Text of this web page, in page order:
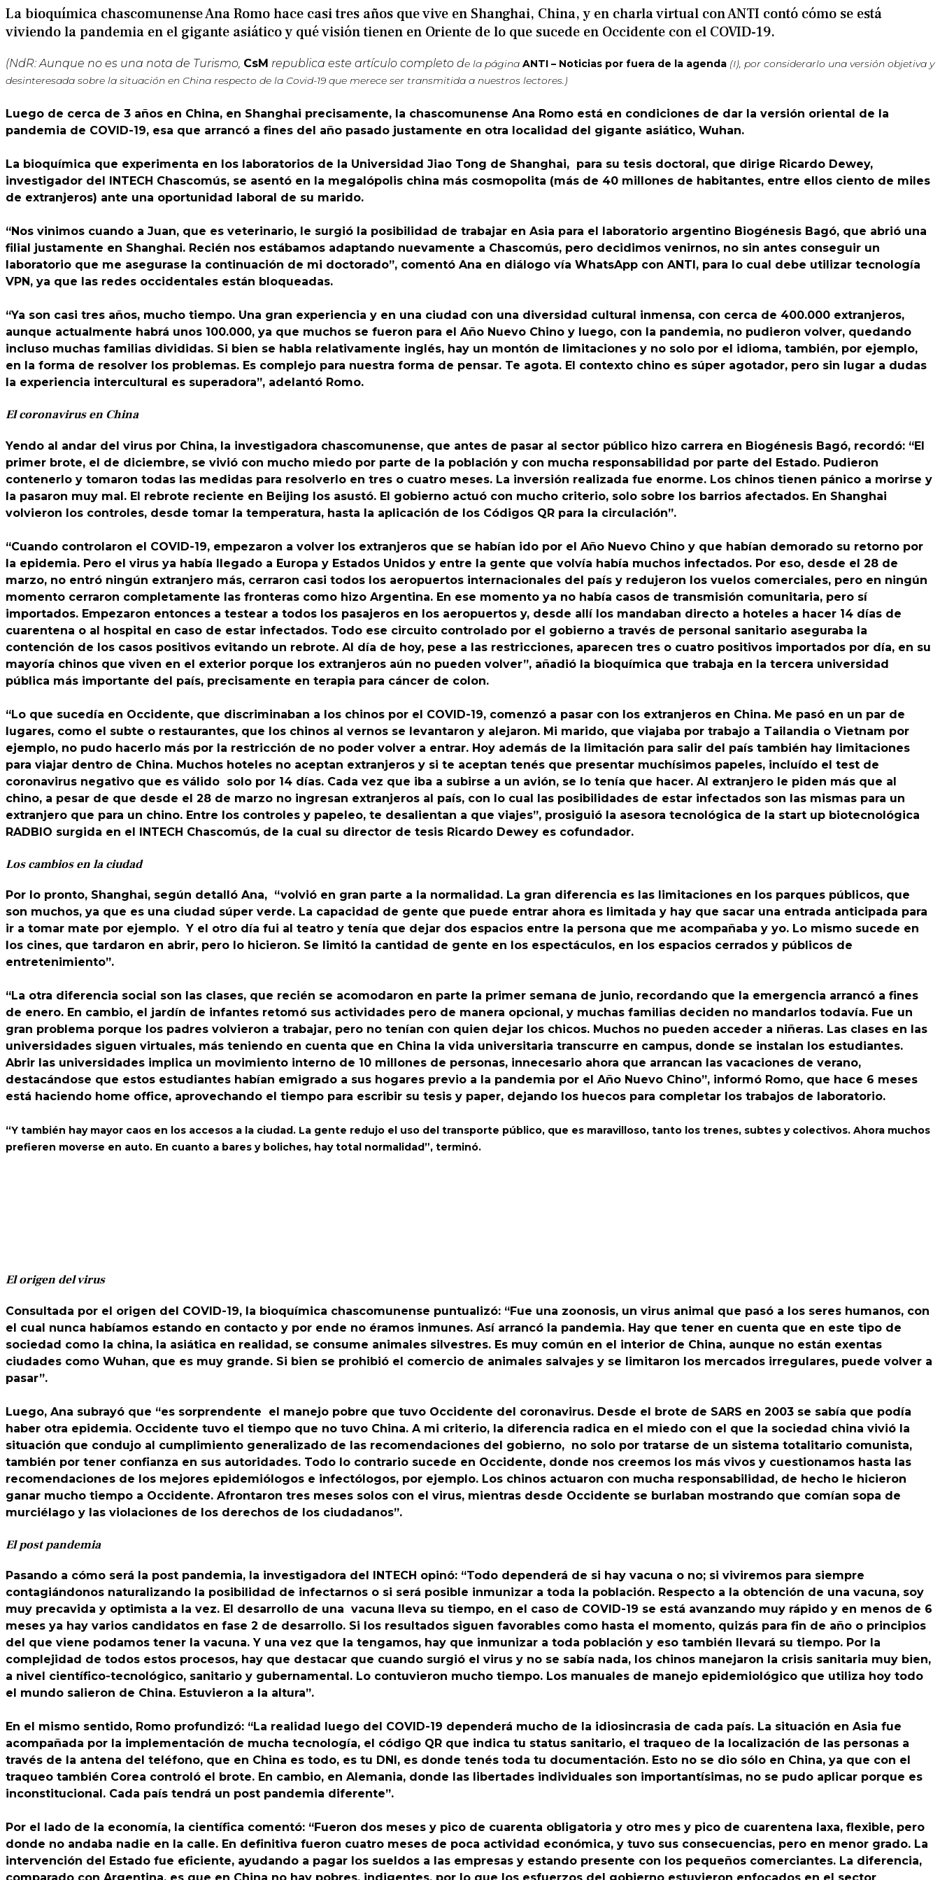
La bioquímica chascomunense Ana Romo hace casi tres años que vive en Shanghai, China, y en charla virtual con ANTI contó cómo se está
viviendo la pandemia en el gigante asiático y qué visión tienen en Oriente de lo que sucede en Occidente con el COVID-19.
(NdR: Aunque no es una nota de Turismo, CsM republica este artículo completo de la página ANTI – Noticias por fuera de la agenda (I), por considerarlo una versión objetiva y
desinteresada sobre la situación en China respecto de la Covid-19 que merece ser transmitida a nuestros lectores.)
Luego de cerca de 3 años en China, en Shanghai precisamente, la chascomunense Ana Romo está en condiciones de dar la versión oriental de la
pandemia de COVID-19, esa que arrancó a fines del año pasado justamente en otra localidad del gigante asiático, Wuhan.
La bioquímica que experimenta en los laboratorios de la Universidad Jiao Tong de Shanghai, para su tesis doctoral, que dirige Ricardo Dewey,
investigador del INTECH Chascomús, se asentó en la megalópolis china más cosmopolita (más de 40 millones de habitantes, entre ellos ciento de miles
de extranjeros) ante una oportunidad laboral de su marido.
“Nos vinimos cuando a Juan, que es veterinario, le surgió la posibilidad de trabajar en Asia para el laboratorio argentino Biogénesis Bagó, que abrió una
filial justamente en Shanghai. Recién nos estábamos adaptando nuevamente a Chascomús, pero decidimos venirnos, no sin antes conseguir un
laboratorio que me asegurase la continuación de mi doctorado”, comentó Ana en diálogo vía WhatsApp con ANTI, para lo cual debe utilizar tecnología
VPN, ya que las redes occidentales están bloqueadas.
“Ya son casi tres años, mucho tiempo. Una gran experiencia y en una ciudad con una diversidad cultural inmensa, con cerca de 400.000 extranjeros,
aunque actualmente habrá unos 100.000, ya que muchos se fueron para el Año Nuevo Chino y luego, con la pandemia, no pudieron volver, quedando
incluso muchas familias divididas. Si bien se habla relativamente inglés, hay un montón de limitaciones y no solo por el idioma, también, por ejemplo,
en la forma de resolver los problemas. Es complejo para nuestra forma de pensar. Te agota. El contexto chino es súper agotador, pero sin lugar a dudas
la experiencia intercultural es superadora”, adelantó Romo.
El coronavirus en China
Yendo al andar del virus por China, la investigadora chascomunense, que antes de pasar al sector público hizo carrera en Biogénesis Bagó, recordó: “El
primer brote, el de diciembre, se vivió con mucho miedo por parte de la población y con mucha responsabilidad por parte del Estado. Pudieron
contenerlo y tomaron todas las medidas para resolverlo en tres o cuatro meses. La inversión realizada fue enorme. Los chinos tienen pánico a morirse y
la pasaron muy mal. El rebrote reciente en Beijing los asustó. El gobierno actuó con mucho criterio, solo sobre los barrios afectados. En Shanghai
volvieron los controles, desde tomar la temperatura, hasta la aplicación de los Códigos QR para la circulación”.
“Cuando controlaron el COVID-19, empezaron a volver los extranjeros que se habían ido por el Año Nuevo Chino y que habían demorado su retorno por
la epidemia. Pero el virus ya había llegado a Europa y Estados Unidos y entre la gente que volvía había muchos infectados. Por eso, desde el 28 de
marzo, no entró ningún extranjero más, cerraron casi todos los aeropuertos internacionales del país y redujeron los vuelos comerciales, pero en ningún
momento cerraron completamente las fronteras como hizo Argentina. En ese momento ya no había casos de transmisión comunitaria, pero sí
importados. Empezaron entonces a testear a todos los pasajeros en los aeropuertos y, desde allí los mandaban directo a hoteles a hacer 14 días de
cuarentena o al hospital en caso de estar infectados. Todo ese circuito controlado por el gobierno a través de personal sanitario aseguraba la
contención de los casos positivos evitando un rebrote. Al día de hoy, pese a las restricciones, aparecen tres o cuatro positivos importados por día, en su
mayoría chinos que viven en el exterior porque los extranjeros aún no pueden volver”, añadió la bioquímica que trabaja en la tercera universidad
pública más importante del país, precisamente en terapia para cáncer de colon.
“Lo que sucedía en Occidente, que discriminaban a los chinos por el COVID-19, comenzó a pasar con los extranjeros en China. Me pasó en un par de
lugares, como el subte o restaurantes, que los chinos al vernos se levantaron y alejaron. Mi marido, que viajaba por trabajo a Tailandia o Vietnam por
ejemplo, no pudo hacerlo más por la restricción de no poder volver a entrar. Hoy además de la limitación para salir del país también hay limitaciones
para viajar dentro de China. Muchos hoteles no aceptan extranjeros y si te aceptan tenés que presentar muchísimos papeles, incluído el test de
coronavirus negativo que es válido solo por 14 días. Cada vez que iba a subirse a un avión, se lo tenía que hacer. Al extranjero le piden más que al
chino, a pesar de que desde el 28 de marzo no ingresan extranjeros al país, con lo cual las posibilidades de estar infectados son las mismas para un
extranjero que para un chino. Entre los controles y papeleo, te desalientan a que viajes”, prosiguió la asesora tecnológica de la start up biotecnológica
RADBIO surgida en el INTECH Chascomús, de la cual su director de tesis Ricardo Dewey es cofundador.
Los cambios en la ciudad
Por lo pronto, Shanghai, según detalló Ana, “volvió en gran parte a la normalidad. La gran diferencia es las limitaciones en los parques públicos, que
son muchos, ya que es una ciudad súper verde. La capacidad de gente que puede entrar ahora es limitada y hay que sacar una entrada anticipada para
ir a tomar mate por ejemplo. Y el otro día fui al teatro y tenía que dejar dos espacios entre la persona que me acompañaba y yo. Lo mismo sucede en
los cines, que tardaron en abrir, pero lo hicieron. Se limitó la cantidad de gente en los espectáculos, en los espacios cerrados y públicos de
entretenimiento”.
“La otra diferencia social son las clases, que recién se acomodaron en parte la primer semana de junio, recordando que la emergencia arrancó a fines
de enero. En cambio, el jardín de infantes retomó sus actividades pero de manera opcional, y muchas familias deciden no mandarlos todavía. Fue un
gran problema porque los padres volvieron a trabajar, pero no tenían con quien dejar los chicos. Muchos no pueden acceder a niñeras. Las clases en las
universidades siguen virtuales, más teniendo en cuenta que en China la vida universitaria transcurre en campus, donde se instalan los estudiantes.
Abrir las universidades implica un movimiento interno de 10 millones de personas, innecesario ahora que arrancan las vacaciones de verano,
destacándose que estos estudiantes habían emigrado a sus hogares previo a la pandemia por el Año Nuevo Chino”, informó Romo, que hace 6 meses
está haciendo home office, aprovechando el tiempo para escribir su tesis y paper, dejando los huecos para completar los trabajos de laboratorio.
“Y también hay mayor caos en los accesos a la ciudad. La gente redujo el uso del transporte público, que es maravilloso, tanto los trenes, subtes y colectivos. Ahora muchos
prefieren moverse en auto. En cuanto a bares y boliches, hay total normalidad”, terminó.
El origen del virus
Consultada por el origen del COVID-19, la bioquímica chascomunense puntualizó: “Fue una zoonosis, un virus animal que pasó a los seres humanos, con
el cual nunca habíamos estando en contacto y por ende no éramos inmunes. Así arrancó la pandemia. Hay que tener en cuenta que en este tipo de
sociedad como la china, la asiática en realidad, se consume animales silvestres. Es muy común en el interior de China, aunque no están exentas
ciudades como Wuhan, que es muy grande. Si bien se prohibió el comercio de animales salvajes y se limitaron los mercados irregulares, puede volver a
pasar”.
Luego, Ana subrayó que “es sorprendente el manejo pobre que tuvo Occidente del coronavirus. Desde el brote de SARS en 2003 se sabía que podía
haber otra epidemia. Occidente tuvo el tiempo que no tuvo China. A mi criterio, la diferencia radica en el miedo con el que la sociedad china vivió la
situación que condujo al cumplimiento generalizado de las recomendaciones del gobierno, no solo por tratarse de un sistema totalitario comunista,
también por tener confianza en sus autoridades. Todo lo contrario sucede en Occidente, donde nos creemos los más vivos y cuestionamos hasta las
recomendaciones de los mejores epidemiólogos e infectólogos, por ejemplo. Los chinos actuaron con mucha responsabilidad, de hecho le hicieron
ganar mucho tiempo a Occidente. Afrontaron tres meses solos con el virus, mientras desde Occidente se burlaban mostrando que comían sopa de
murciélago y las violaciones de los derechos de los ciudadanos”.
El post pandemia
Pasando a cómo será la post pandemia, la investigadora del INTECH opinó: “Todo dependerá de si hay vacuna o no; si viviremos para siempre
contagiándonos naturalizando la posibilidad de infectarnos o si será posible inmunizar a toda la población. Respecto a la obtención de una vacuna, soy
muy precavida y optimista a la vez. El desarrollo de una vacuna lleva su tiempo, en el caso de COVID-19 se está avanzando muy rápido y en menos de 6
meses ya hay varios candidatos en fase 2 de desarrollo. Si los resultados siguen favorables como hasta el momento, quizás para fin de año o principios
del que viene podamos tener la vacuna. Y una vez que la tengamos, hay que inmunizar a toda población y eso también llevará su tiempo. Por la
complejidad de todos estos procesos, hay que destacar que cuando surgió el virus y no se sabía nada, los chinos manejaron la crisis sanitaria muy bien,
a nivel científico-tecnológico, sanitario y gubernamental. Lo contuvieron mucho tiempo. Los manuales de manejo epidemiológico que utiliza hoy todo
el mundo salieron de China. Estuvieron a la altura”.
En el mismo sentido, Romo profundizó: “La realidad luego del COVID-19 dependerá mucho de la idiosincrasia de cada país. La situación en Asia fue
acompañada por la implementación de mucha tecnología, el código QR que indica tu status sanitario, el traqueo de la localización de las personas a
través de la antena del teléfono, que en China es todo, es tu DNI, es donde tenés toda tu documentación. Esto no se dio sólo en China, ya que con el
traqueo también Corea controló el brote. En cambio, en Alemania, donde las libertades individuales son importantísimas, no se pudo aplicar porque es
inconstitucional. Cada país tendrá un post pandemia diferente”.
Por el lado de la economía, la científica comentó: “Fueron dos meses y pico de cuarenta obligatoria y otro mes y pico de cuarentena laxa, flexible, pero
donde no andaba nadie en la calle. En definitiva fueron cuatro meses de poca actividad económica, y tuvo sus consecuencias, pero en menor grado. La
intervención del Estado fue eficiente, ayudando a pagar los sueldos a las empresas y estando presente con los pequeños comerciantes. La diferencia,